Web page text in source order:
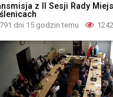
z II Sesji Rady
791 dni 15 godzin temu 1242